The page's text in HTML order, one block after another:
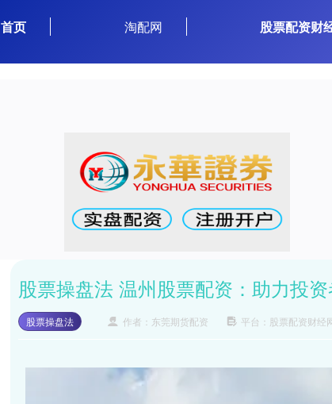
首页 淘配网 股票配资财
股票操盘法 温州股票配资：助力投
股票操盘法 作者：东莞期货配资 平台：股票配资财经